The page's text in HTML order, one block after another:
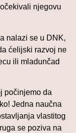
njegovu
nalazi se u DNK,
ćelijski razvoj ne
ili mladunčad
počinjemo da
Jedna naučna
vlastitog
se poziva na